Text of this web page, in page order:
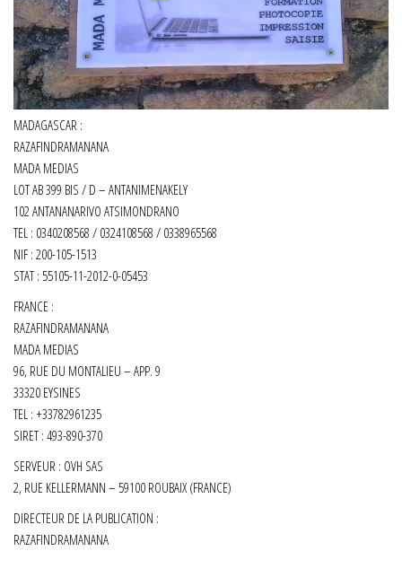
MADAGASCAR :
RAZAFINDRAMANANA
MADA MEDIAS
LOT AB 399 BIS / D – ANTANIMENAKELY
102 ANTANANARIVO ATSIMONDRANO
TEL : 0340208568 / 0324108568 / 0338965568
NIF : 200-105-1513
STAT : 55105-11-2012-0-05453
FRANCE :
RAZAFINDRAMANANA
MADA MEDIAS
96, RUE DU MONTALIEU – APP. 9
33320 EYSINES
TEL : +33782961235
SIRET : 493-890-370
SERVEUR : OVH SAS
2, RUE KELLERMANN – 59100 ROUBAIX (FRANCE)
DIRECTEUR DE LA PUBLICATION :
RAZAFINDRAMANANA